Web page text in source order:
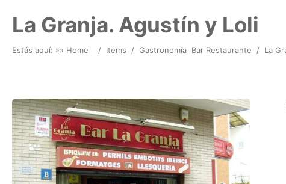
La Granja. Agustín y Loli
Estás aquí: »» Home / Items / Gastronomía Bar Restaurante / La